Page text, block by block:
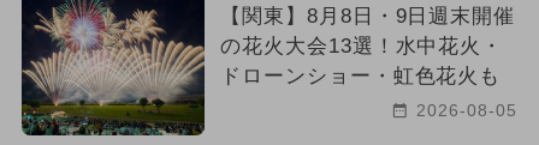
【関東】8月8日・9日週末開催
の花火大会13選！水中花火・
ドローンショー・虹色花火も
2026-08-05